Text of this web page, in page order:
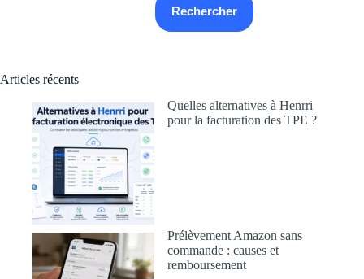
Rechercher
Articles récents
Quelles alternatives à Henrri
pour la facturation des TPE ?
Prélèvement Amazon sans
commande : causes et
remboursement